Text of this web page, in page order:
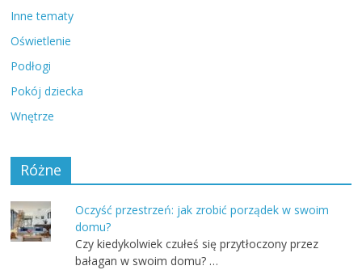
Inne tematy
Oświetlenie
Podłogi
Pokój dziecka
Wnętrze
Różne
Oczyść przestrzeń: jak zrobić porządek w swoim
domu?
Czy kiedykolwiek czułeś się przytłoczony przez
bałagan w swoim domu? …